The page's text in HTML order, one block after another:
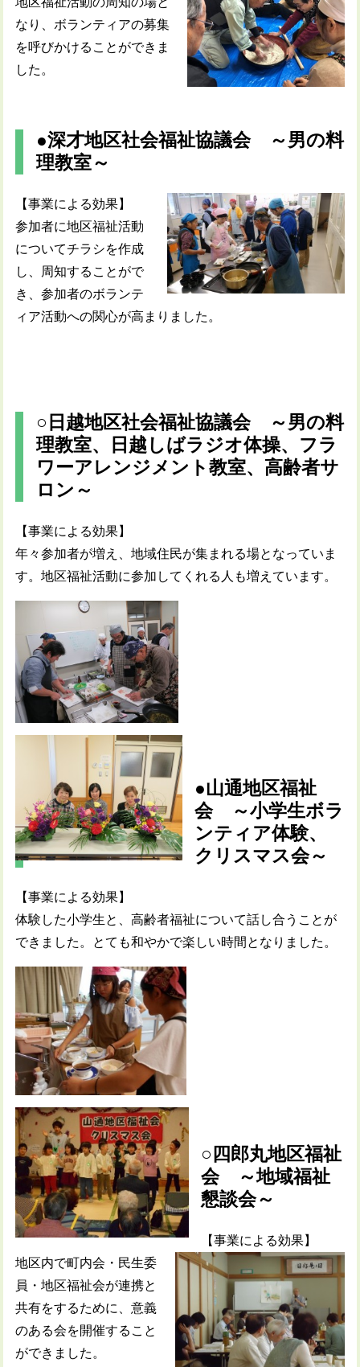
なり、ボランティアの募集
を呼びかけることができま
した。
●深才地区社会福祉協議会 ～男の料
理教室～
【事業による効果】
参加者に地区福祉活動
についてチラシを作成
し、周知することがで
き、参加者のボランテ
ィア活動への関心が高まりました。
○日越地区社会福祉協議会 ～男の料
理教室、日越しばラジオ体操、フラ
ワーアレンジメント教室、高齢者サ
ロン～
【事業による効果】
年々参加者が増え、地域住民が集まれる場となっていま
す。地区福祉活動に参加してくれる人も増えています。
●山通地区福祉
会 ～小学生ボラ
ンティア体験、
クリスマス会～
【事業による効果】
体験した小学生と、高齢者福祉について話し合うことが
できました。とても和やかで楽しい時間となりました。
○四郎丸地区福祉
会 ～地域福祉
懇談会～
【事業による効果】
地区内で町内会・民生委
員・地区福祉会が連携と
共有をするために、意義
のある会を開催すること
ができました。